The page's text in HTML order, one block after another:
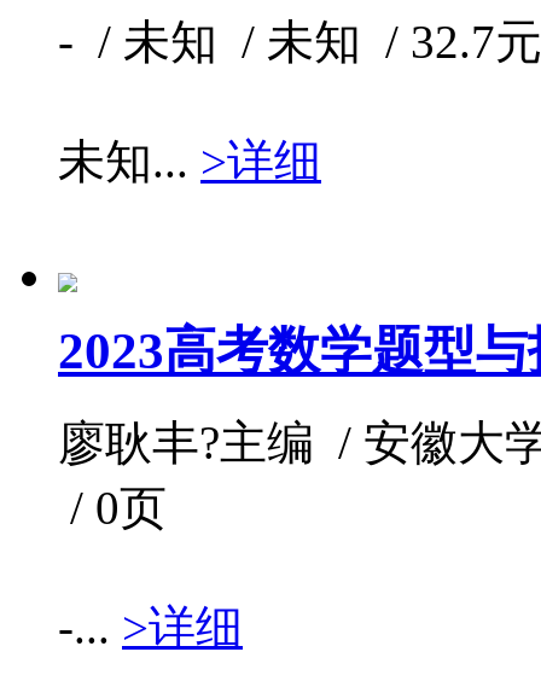
- / 未知 / 未知 / 32.7
未知... >详细
2023高考数学题型
廖耿丰?主编 / 安徽大
/ 0页
-... >详细